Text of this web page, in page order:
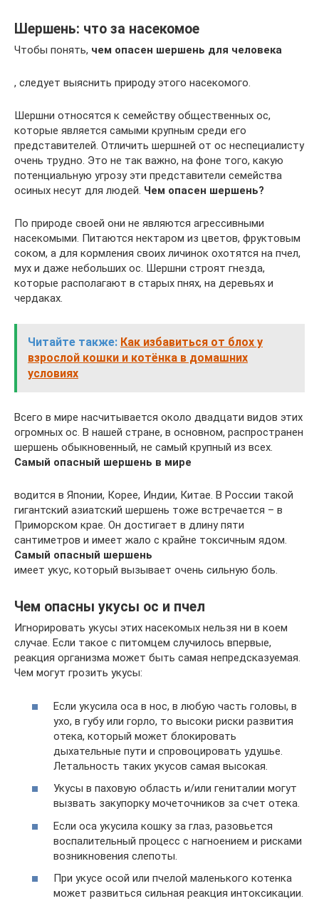
Шершень: что за насекомое
Чтобы понять, чем опасен шершень для человека
, следует выяснить природу этого насекомого.
Шершни относятся к семейству общественных ос,
которые является самыми крупным среди его
представителей. Отличить шершней от ос неспециалисту
очень трудно. Это не так важно, на фоне того, какую
потенциальную угрозу эти представители семейства
осиных несут для людей. Чем опасен шершень?
По природе своей они не являются агрессивными
насекомыми. Питаются нектаром из цветов, фруктовым
соком, а для кормления своих личинок охотятся на пчел,
мух и даже небольших ос. Шершни строят гнезда,
которые располагают в старых пнях, на деревьях и
чердаках.
Читайте также: Как избавиться от блох у
взрослой кошки и котёнка в домашних
условиях
Всего в мире насчитывается около двадцати видов этих
огромных ос. В нашей стране, в основном, распространен
шершень обыкновенный, не самый крупный из всех.
Самый опасный шершень в мире
водится в Японии, Корее, Индии, Китае. В России такой
гигантский азиатский шершень тоже встречается – в
Приморском крае. Он достигает в длину пяти
сантиметров и имеет жало с крайне токсичным ядом.
Самый опасный шершень
имеет укус, который вызывает очень сильную боль.
Чем опасны укусы ос и пчел
Игнорировать укусы этих насекомых нельзя ни в коем
случае. Если такое с питомцем случилось впервые,
реакция организма может быть самая непредсказуемая.
Чем могут грозить укусы:
Если укусила оса в нос, в любую часть головы, в
ухо, в губу или горло, то высоки риски развития
отека, который может блокировать
дыхательные пути и спровоцировать удушье.
Летальность таких укусов самая высокая.
Укусы в паховую область и/или гениталии могут
вызвать закупорку мочеточников за счет отека.
Если оса укусила кошку за глаз, разовьется
воспалительный процесс с нагноением и рисками
возникновения слепоты.
При укусе осой или пчелой маленького котенка
может развиться сильная реакция интоксикации.